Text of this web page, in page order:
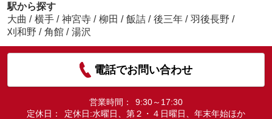
駅から探す
大曲 / 横手 / 神宮寺 / 柳田 / 飯詰 / 後三年 / 羽後長野 /
刈和野 / 角館 / 湯沢
電話でお問い合わせ
営業時間：
9:30～17:30
定休日：
定休日:水曜日、第２・４日曜日、年末年始ほか